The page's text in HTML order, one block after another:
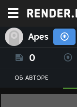
Apes
0
ОБ АВТОРЕ